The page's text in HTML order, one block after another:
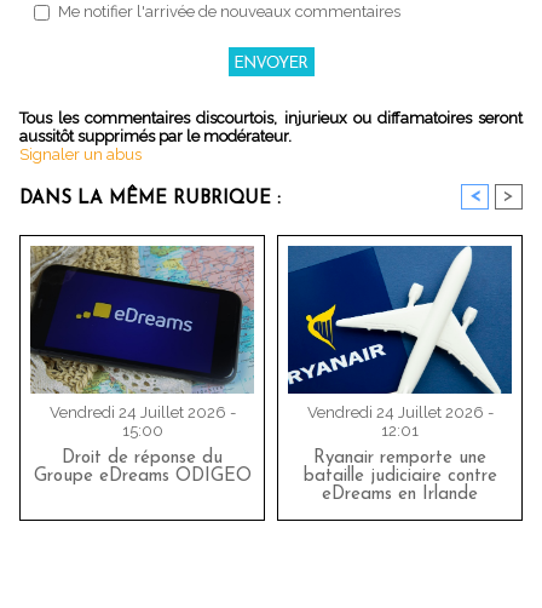
Me notifier l'arrivée de nouveaux commentaires
Tous les commentaires discourtois, injurieux ou diffamatoires seront
aussitôt supprimés par le modérateur.
Signaler un abus
DANS LA MÊME RUBRIQUE : < >
Vendredi 24 Juillet 2026 -
15:00
Droit de réponse du
Groupe eDreams ODIGEO
Vendredi 24 Juillet 2026 -
12:01
Ryanair remporte une
bataille judiciaire contre
eDreams en Irlande